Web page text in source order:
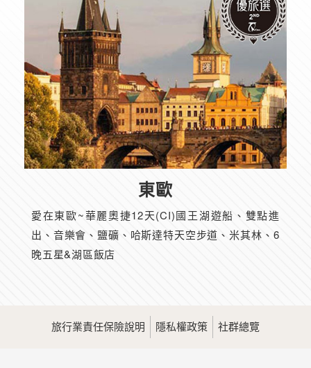
東歐
愛在東歐~華麗奧捷12天(CI)國王湖遊船、雙點進
出、音樂會、鹽礦、哈斯達特天空步道、米其林、6
晚五星&湖區飯店
旅行業責任保險說明 隱私權政策 社群總覽